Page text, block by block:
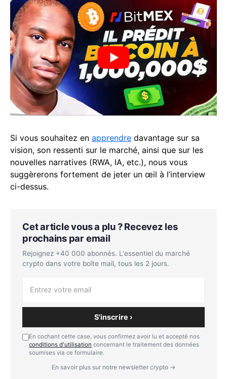
Si vous souhaitez en apprendre davantage sur sa
vision, son ressenti sur le marché, ainsi que sur les
nouvelles narratives (RWA, IA, etc.), nous vous
suggèrerons fortement de jeter un œil à l’interview
ci-dessus.
Cet article vous a plu ? Recevez les
prochains par email
Rejoignez +40 000 abonnés. L'essentiel du marché
crypto dans votre boîte mail, tous les 2 jours.
S'inscrire ›
En cochant cette case, vous confirmez avoir lu et accepté nos
conditions d'utilisation concernant le traitement des données
soumises via ce formulaire.
En savoir plus sur notre newsletter crypto →